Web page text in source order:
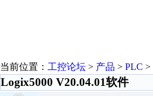
当前位置： 工控论坛 > 产品 > PLC >
Logix5000 V20.04.01软件